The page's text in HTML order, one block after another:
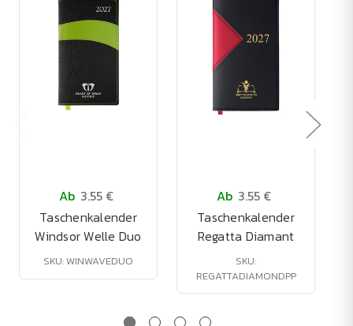
Ab 3.55 €
Taschenkalender
Windsor Welle Duo
SKU: WINWAVEDUO
Ab 3.55 €
Taschenkalender
Regatta Diamant
SKU:
REGATTADIAMONDPP